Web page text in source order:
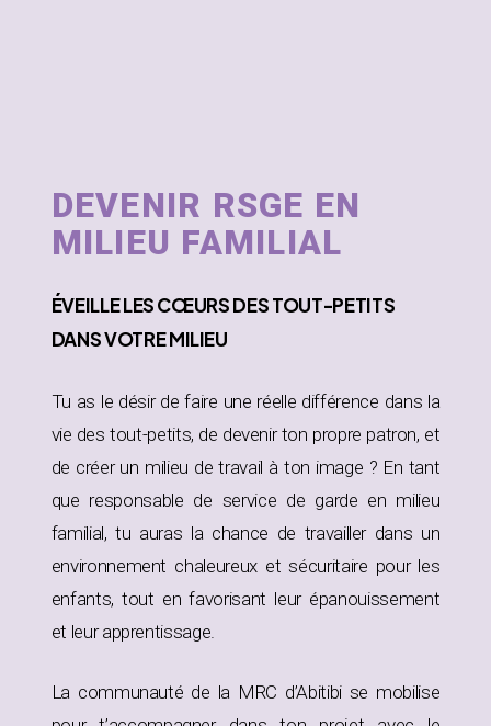
DEVENIR RSGE EN
MILIEU FAMILIAL
ÉVEILLELES CŒURS DES TOUT-PETITS
DANSVOTRE MILIEU
Tu as le désir de faire une réelle différence dans la
vie des tout-petits, de devenir ton propre patron, et
de créer un milieu de travail à ton image ? En tant
que responsable de service de garde en milieu
familial, tu auras la chance de travailler dans un
environnement chaleureux et sécuritaire pour les
enfants, tout en favorisant leur épanouissement
et leur apprentissage.
La communauté de la MRC d’Abitibi se mobilise